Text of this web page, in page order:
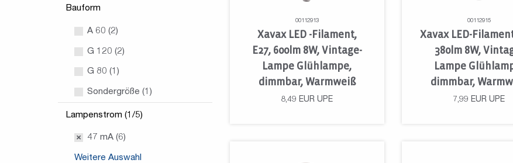
Bauform
A 60 (2)
G 120 (2)
G 80 (1)
Sondergröße (1)
Lampenstrom (1/5)
47 mA (6)
Weitere Auswahl
00112913
Xavax LED -Filament,
E27, 600lm 8W, Vintage-
Lampe Glühlampe,
dimmbar, Warmweiß
8,49 EUR UPE
00112915
Xavax LED-
380lm 8W,
Lampe
dimmbar,
7,99 EUR UPE